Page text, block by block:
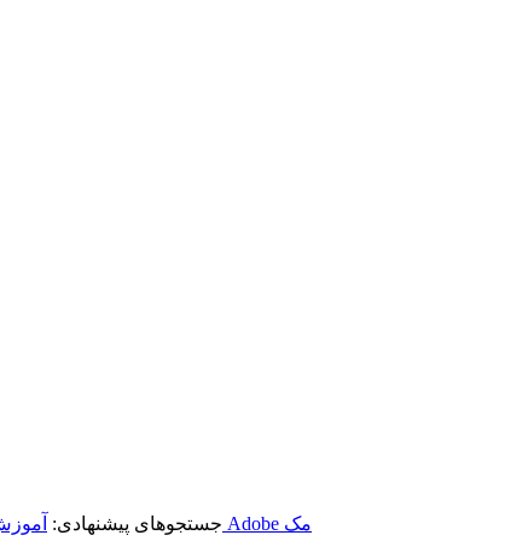
جستجوهای پیشنهادی: برنامه‌های Adobe مک